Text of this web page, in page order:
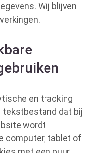
Wij blijven
en tracking
tekstbestand dat bij
wordt
computer, tablet of